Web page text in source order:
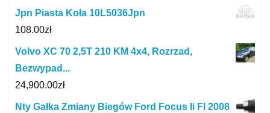
Jpn Piasta Koła 10L5036Jpn
108.00zł
Volvo XC 70 2,5T 210 KM 4x4, Rozrzad,
Bezwypad...
24,900.00zł
Nty Gałka Zmiany Biegów Ford Focus Ii Fl 2008